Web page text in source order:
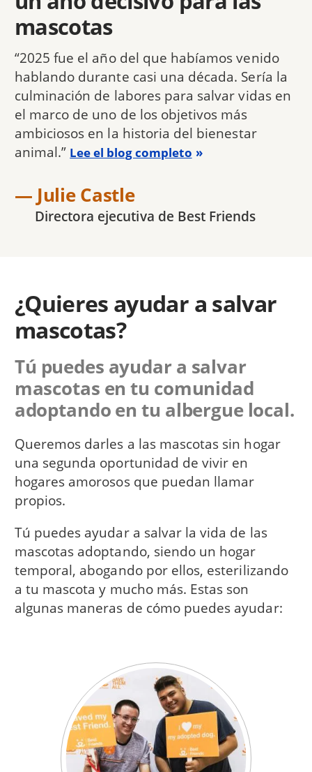
mascotas
“2025 fue el año del que habíamos venido
hablando durante casi una década. Sería la
culminación de labores para salvar vidas en
el marco de uno de los objetivos más
ambiciosos en la historia del bienestar
animal.” Lee el blog completo
— Julie Castle
Directora ejecutiva de Best Friends
¿Quieres ayudar a salvar
mascotas?
Tú puedes ayudar a salvar
mascotas en tu comunidad
adoptando en tu albergue local.
Queremos darles a las mascotas sin hogar
una segunda oportunidad de vivir en
hogares amorosos que puedan llamar
propios.
Tú puedes ayudar a salvar la vida de las
mascotas adoptando, siendo un hogar
temporal, abogando por ellos, esterilizando
a tu mascota y mucho más. Estas son
algunas maneras de cómo puedes ayudar: